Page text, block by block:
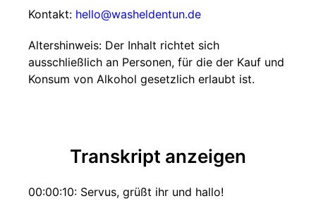
Kontakt: hello@washeldentun.de
Altershinweis: Der Inhalt richtet sich
ausschließlich an Personen, für die der Kauf und
Konsum von Alkohol gesetzlich erlaubt ist.
Transkript anzeigen
00:00:10: Servus, grüßt ihr und hallo!